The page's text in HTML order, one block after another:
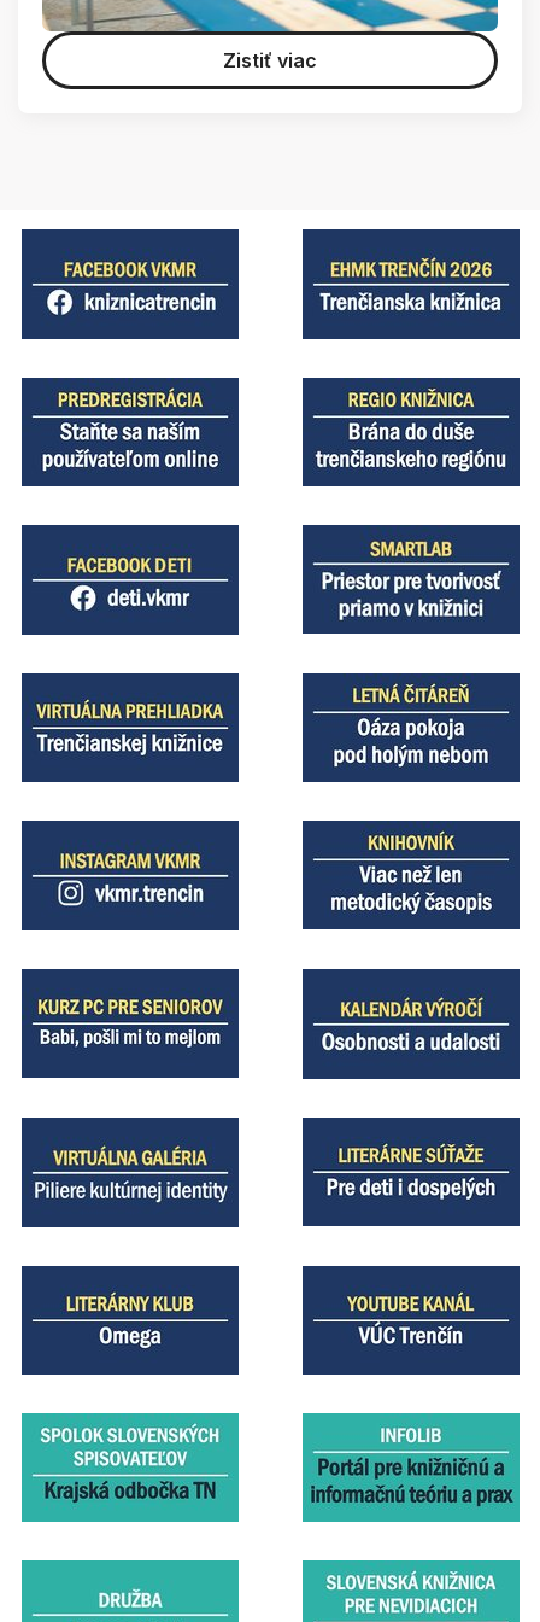
Zistiť viac